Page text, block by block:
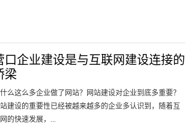
口企业建设是与互联网建设连接的
梁
么这么多企业做了网站？网站建设对企业到底多重要？
建设的重要性已经被越来越多的企业多认识到，随着互
的快速发展，...